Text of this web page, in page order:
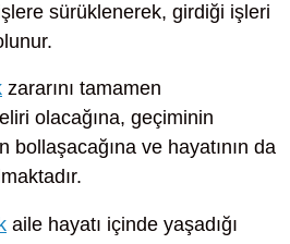
sürüklenerek, girdiği işleri
zararını tamamen
olacağına, geçiminin
bollaşacağına ve hayatının da
aile hayatı içinde yaşadığı